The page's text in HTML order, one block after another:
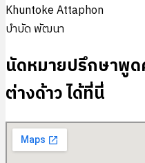
Khuntoke Attaphon
บำบัด พัฒนา
นัดหมายปรึกษาพูด
ต่างด้าว ได้ที่นี่